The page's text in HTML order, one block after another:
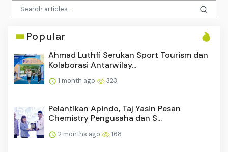
Popular
Ahmad Luthfi Serukan Sport Tourism dan
Kolaborasi Antarwilay...
1 month ago 323
Pelantikan Apindo, Taj Yasin Pesan
Chemistry Pengusaha dan S...
2 months ago 168